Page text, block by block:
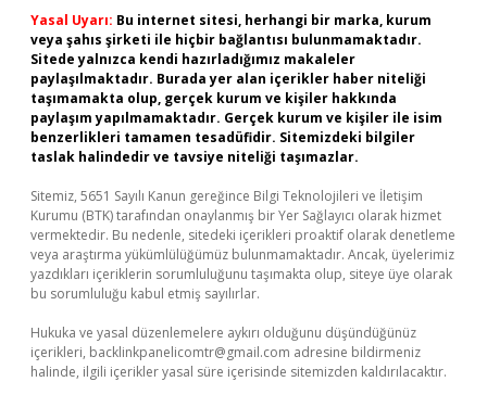
Yasal Uyarı: Bu internet sitesi, herhangi bir marka, kurum
veya şahıs şirketi ile hiçbir bağlantısı bulunmamaktadır.
Sitede yalnızca kendi hazırladığımız makaleler
paylaşılmaktadır. Burada yer alan içerikler haber niteliği
taşımamakta olup, gerçek kurum ve kişiler hakkında
paylaşım yapılmamaktadır. Gerçek kurum ve kişiler ile isim
benzerlikleri tamamen tesadüfidir. Sitemizdeki bilgiler
taslak halindedir ve tavsiye niteliği taşımazlar.
Sitemiz, 5651 Sayılı Kanun gereğince Bilgi Teknolojileri ve İletişim
Kurumu (BTK) tarafından onaylanmış bir Yer Sağlayıcı olarak hizmet
vermektedir. Bu nedenle, sitedeki içerikleri proaktif olarak denetleme
veya araştırma yükümlülüğümüz bulunmamaktadır. Ancak, üyelerimiz
yazdıkları içeriklerin sorumluluğunu taşımakta olup, siteye üye olarak
bu sorumluluğu kabul etmiş sayılırlar.
Hukuka ve yasal düzenlemelere aykırı olduğunu düşündüğünüz
içerikleri, backlinkpanelicomtr@gmail.com adresine bildirmeniz
halinde, ilgili içerikler yasal süre içerisinde sitemizden kaldırılacaktır.